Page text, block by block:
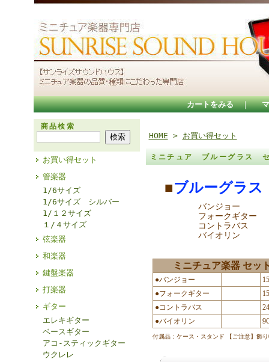
カートをみる ｜
商品検索
お買い得セット
管楽器
1/6サイズ
1/6サイズ シルバー
1/１２サイズ
１/４サイズ
弦楽器
和楽器
鍵盤楽器
打楽器
ギター
エレキギター
ベースギター
アコ-スティックギター
ウクレレ
HOME > お買い得セット
ミニチュア ブルーグラス
■ブルーグラ
バンジョー
フォークギター
コントラバス
バイオリン
ミニチュア楽器 セッ
●バンジョー
●フォークギター
●コントラバス
●バイオリン
付属品：ケース・スタンド 【ご注意】飾